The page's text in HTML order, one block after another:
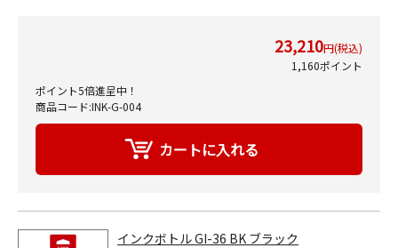
23,210円(税込)
1,160ポイント
ポイント5倍進呈中！
商品コード:INK-G-004
インクボトル GI-36 BK ブラック